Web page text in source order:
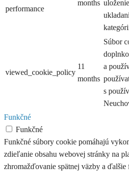
performance
months
viewed_cookie_policy
11
months
Súbor
a
s
Funkčné
Funkčné
Funkčné súbory cookie pomáhajú
zdieľanie obsahu webovej stránky na
zhromažďovanie spätnej väzby a ďalšie